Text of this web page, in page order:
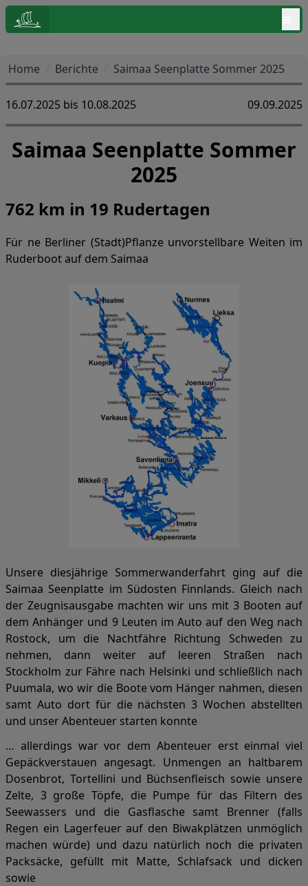
Home Berichte Saimaa Seenplatte Sommer 2025
16.07.2025 bis 10.08.2025 09.09.2025
Saimaa Seenplatte Sommer
2025
762 km in 19 Rudertagen
Für ne Berliner (Stadt)Pflanze unvorstellbare Weiten im
Ruderboot auf dem Saimaa
Unsere diesjährige Sommerwanderfahrt ging auf die
Saimaa Seenplatte im Südosten Finnlands. Gleich nach
der Zeugnisausgabe machten wir uns mit 3 Booten auf
dem Anhänger und 9 Leuten im Auto auf den Weg nach
Rostock, um die Nachtfähre Richtung Schweden zu
nehmen, dann weiter auf leeren Straßen nach
Stockholm zur Fähre nach Helsinki und schließlich nach
Puumala, wo wir die Boote vom Hänger nahmen, diesen
samt Auto dort für die nächsten 3 Wochen abstellten
und unser Abenteuer starten konnte
… allerdings war vor dem Abenteuer erst einmal viel
Gepäckverstauen angesagt. Unmengen an haltbarem
Dosenbrot, Tortellini und Büchsenfleisch sowie unsere
Zelte, 3 große Töpfe, die Pumpe für das Filtern des
Seewassers und die Gasflasche samt Brenner (falls
Regen ein Lagerfeuer auf den Biwakplätzen unmöglich
machen würde) und dazu natürlich noch die privaten
Packsäcke, gefüllt mit Matte, Schlafsack und dicken
sowie